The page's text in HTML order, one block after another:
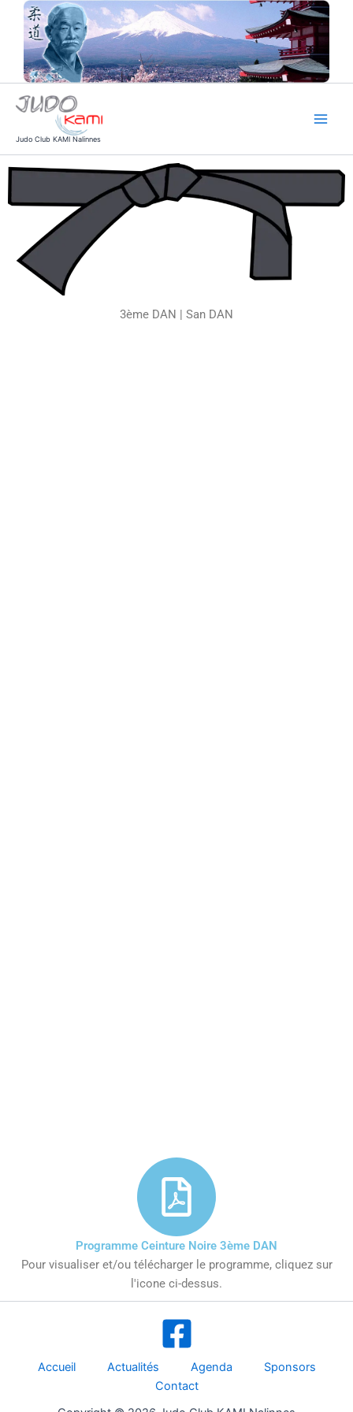
contenu
Judo Club KAMI Nalinnes
3ème DAN | San DAN
Programme Ceinture Noire 3ème DAN
Pour visualiser et/ou télécharger le programme, cliquez sur
l'icone ci-dessus.
Accueil Actualités Agenda
Sponsors
Contact